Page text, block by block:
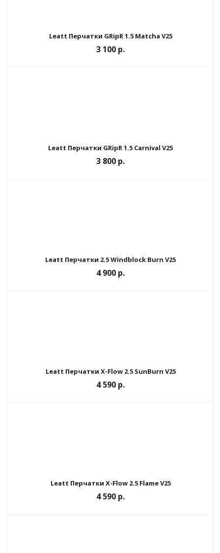
Leatt Перчатки GRipR 1.5 Matcha V25
3 100 р.
Leatt Перчатки GRipR 1.5 Carnival V25
3 800 р.
Leatt Перчатки 2.5 Windblock Burn V25
4 900 р.
Leatt Перчатки X-Flow 2.5 SunBurn V25
4 590 р.
Leatt Перчатки X-Flow 2.5 Flame V25
4 590 р.